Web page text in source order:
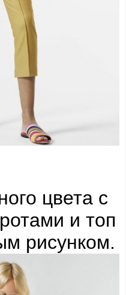
цвета с
и топ
рисунком.